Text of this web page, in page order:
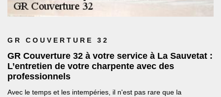
GR COUVERTURE 32
GR Couverture 32 à votre service à La Sauvetat :
L’entretien de votre charpente avec des
professionnels
Avec le temps et les intempéries, il n'est pas rare que la